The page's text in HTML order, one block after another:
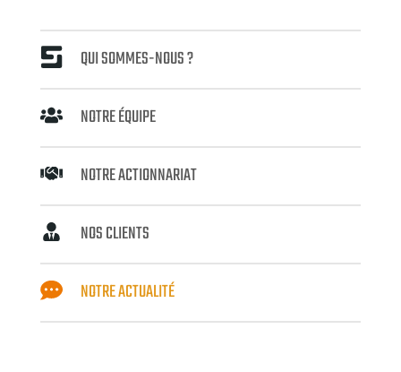
articles
QUI SOMMES-NOUS ?
NOTRE ÉQUIPE
NOTRE ACTIONNARIAT
NOS CLIENTS
NOTRE ACTUALITÉ